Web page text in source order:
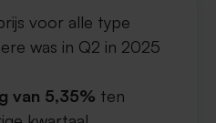
voor alle type
was in Q2 in 2025
van 5,35% ten